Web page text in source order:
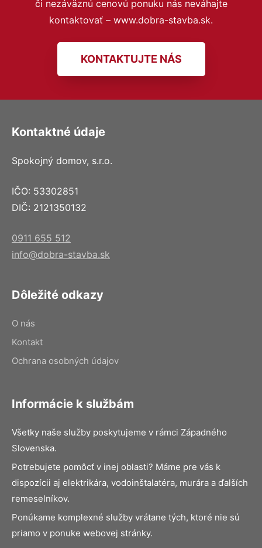
či nezáväznú cenovú ponuku nás neváhajte
kontaktovať – www.dobra-stavba.sk.
KONTAKTUJTE NÁS
Kontaktné údaje
Spokojný domov, s.r.o.
IČO: 53302851
DIČ: 2121350132
0911 655 512
info@dobra-stavba.sk
Dôležité odkazy
O nás
Kontakt
Ochrana osobných údajov
Informácie k službám
Všetky naše služby poskytujeme v rámci Západného
Slovenska.
Potrebujete pomôcť v inej oblasti? Máme pre vás k
dispozícii aj elektrikára, vodoinštalatéra, murára a ďalších
remeselníkov.
Ponúkame komplexné služby vrátane tých, ktoré nie sú
priamo v ponuke webovej stránky.